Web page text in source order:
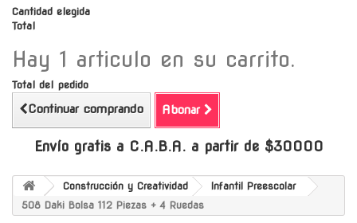
Cantidad elegida
Total
Hay 1 articulo en su carrito.
Total del pedido
Continuar comprando Abonar
Envío gratis a C.A.B.A. a partir de $30000
Construcción y Creatividad
Infantil Preescolar
508 Daki Bolsa 112 Piezas + 4 Ruedas